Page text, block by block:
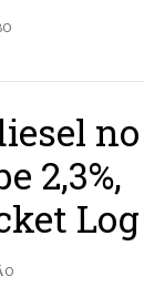
no
2,3%,
Log